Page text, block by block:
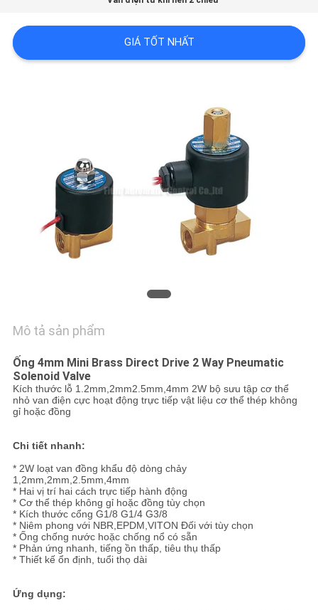
KIỂM
SOÁT
CHÚNG
GIÁ
VR
SHOW
SƠ
ĐỒ
TRANG
WEB
PRIVACY
POLICY
GIÁ TỐT NHẤT
Mô tả sản phẩm
Ống 4mm Mini Brass Direct Drive 2 Way Pneumatic
Solenoid Valve
Kích thước lỗ 1.2mm,2mm2.5mm,4mm 2W bộ sưu tập cơ thể
nhỏ van điện cực hoạt động trực tiếp vật liệu cơ thể thép không
gỉ hoặc đồng
Chi tiết nhanh:
* 2W loạt van đồng khẩu độ dòng chảy
1,2mm,2mm,2.5mm,4mm
* Hai vị trí hai cách trực tiếp hành động
* Cơ thể thép không gỉ hoặc đồng tùy chọn
* Kích thước cổng G1/8 G1/4 G3/8
* Niêm phong với NBR,EPDM,VITON Đối với tùy chọn
* Ống chống nước hoặc chống nổ có sẵn
* Phản ứng nhanh, tiếng ồn thấp, tiêu thụ thấp
* Thiết kế ổn định, tuổi thọ dài
Ứng dụng: